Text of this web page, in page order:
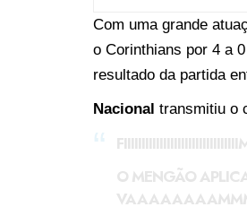
Com uma grande
o Corinthians por 4 a
resultado da partida
Nacional transmitiu o
O MENGÃO